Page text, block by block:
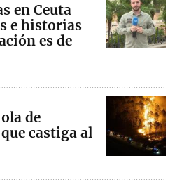
en Ceuta
e historias
es de
de
castiga al